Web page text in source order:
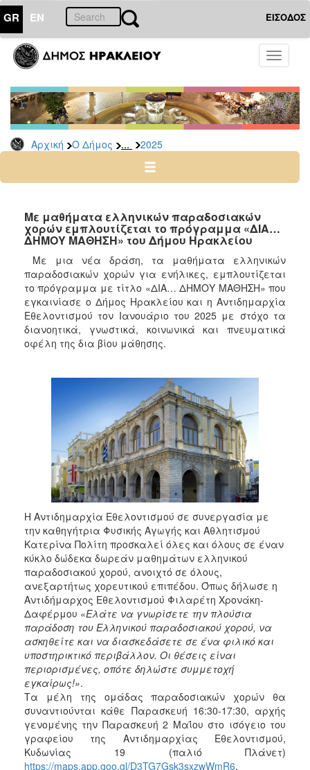
GR EN ΕΙΣΟΔΟΣ
Toggle
Αρχική Ο Δήμος ... 2025
ΔΗΜΟΣ
Δελτία
Τύπου
Αρχείο
2026
2024
2022
2020
2019
2018
2017
2016
2015
2012
2011
2010
2006
ΤΟΠΟΣ
ΠΟΛΙΤΙΣΜΟΣ
ΑΝΘΕΚΤΙΚΗ
ΠΟΛΗ
Με μαθήματα ελληνικών παραδοσιακών
χορών εμπλουτίζεται το πρόγραμμα «ΔΙΑ…
ΔΗΜΟΥ ΜΑΘΗΣΗ» του Δήμου Ηρακλείου
Με μια νέα δράση, τα μαθήματα ελληνικών
παραδοσιακών χορών για ενήλικες, εμπλουτίζεται
το πρόγραμμα με τίτλο «ΔΙΑ… ΔΗΜΟΥ ΜΑΘΗΣΗ» που
εγκαινίασε ο Δήμος Ηρακλείου και η Αντιδημαρχία
Εθελοντισμού τον Ιανουάριο του 2025 με στόχο τα
διανοητικά, γνωστικά, κοινωνικά και πνευματικά
οφέλη της δια βίου μάθησης.
Η Αντιδημαρχία Εθελοντισμού σε συνεργασία με
την καθηγήτρια Φυσικής Αγωγής και Αθλητισμού
Κατερίνα Πολίτη προσκαλεί όλες και όλους σε έναν
κύκλο δώδεκα δωρεάν μαθημάτων ελληνικού
παραδοσιακού χορού, ανοιχτό σε όλους,
ανεξαρτήτως χορευτικού επιπέδου. Όπως δήλωσε η
Αντιδήμαρχος Εθελοντισμού Φιλαρέτη Χρονάκη-
Δαφέρμου «Ελάτε να γνωρίσετε την πλούσια
παράδοση του Ελληνικού παραδοσιακού χορού, να
ασκηθείτε και να διασκεδάσετε σε ένα φιλικό και
υποστηρικτικό περιβάλλον. Οι θέσεις είναι
περιορισμένες, οπότε δηλώστε συμμετοχή
εγκαίρως!».
Τα μέλη της ομάδας παραδοσιακών χορών θα
συναντιούνται κάθε Παρασκευή 16:30-17:30, αρχής
γενομένης την Παρασκευή 2 Μαΐου στο ισόγειο του
γραφείου της Αντιδημαρχίας Εθελοντισμού,
Κυδωνίας 19 (παλιό Πλάνετ)
https://maps.app.goo.gl/D3TG7Gsk3sxzwWmR6.